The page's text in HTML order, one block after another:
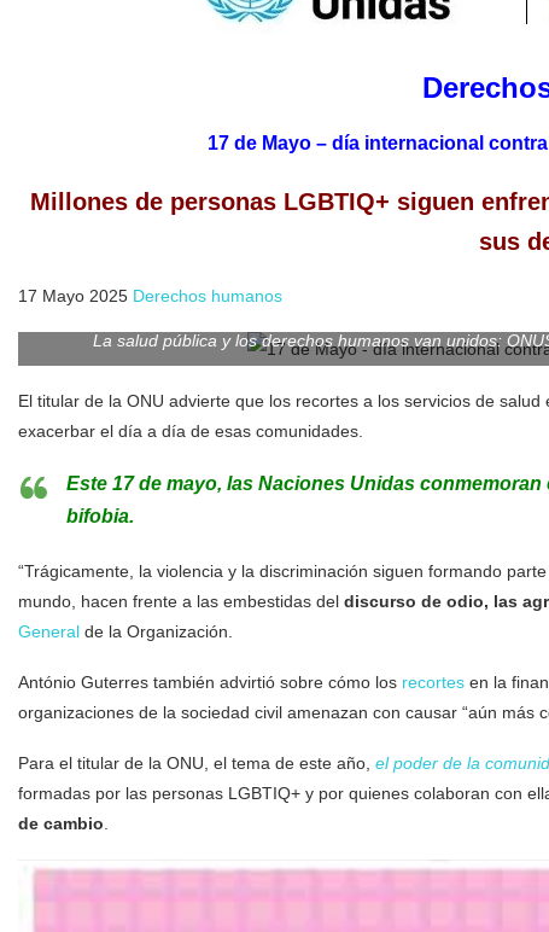
17 de Mayo – día internacional
Millones de personas LGBTIQ+ siguen
sus
17 Mayo 2025 Derechos humanos
La salud pública y los derechos humanos van unidos:
El titular de la ONU advierte que los recortes a los servicios de
exacerbar el día a día de esas comunidades.
Este 17 de mayo, las Naciones Unidas
bifobia.
“Trágicamente, la violencia y la discriminación siguen formando
mundo, hacen frente a las embestidas del discurso de odio, las
General de la Organización.
António Guterres también advirtió sobre cómo los recortes en la
organizaciones de la sociedad civil amenazan con causar “aún más
Para el titular de la ONU, el tema de este año, el poder de la
formadas por las personas LGBTIQ+ y por quienes colaboran con
de cambio